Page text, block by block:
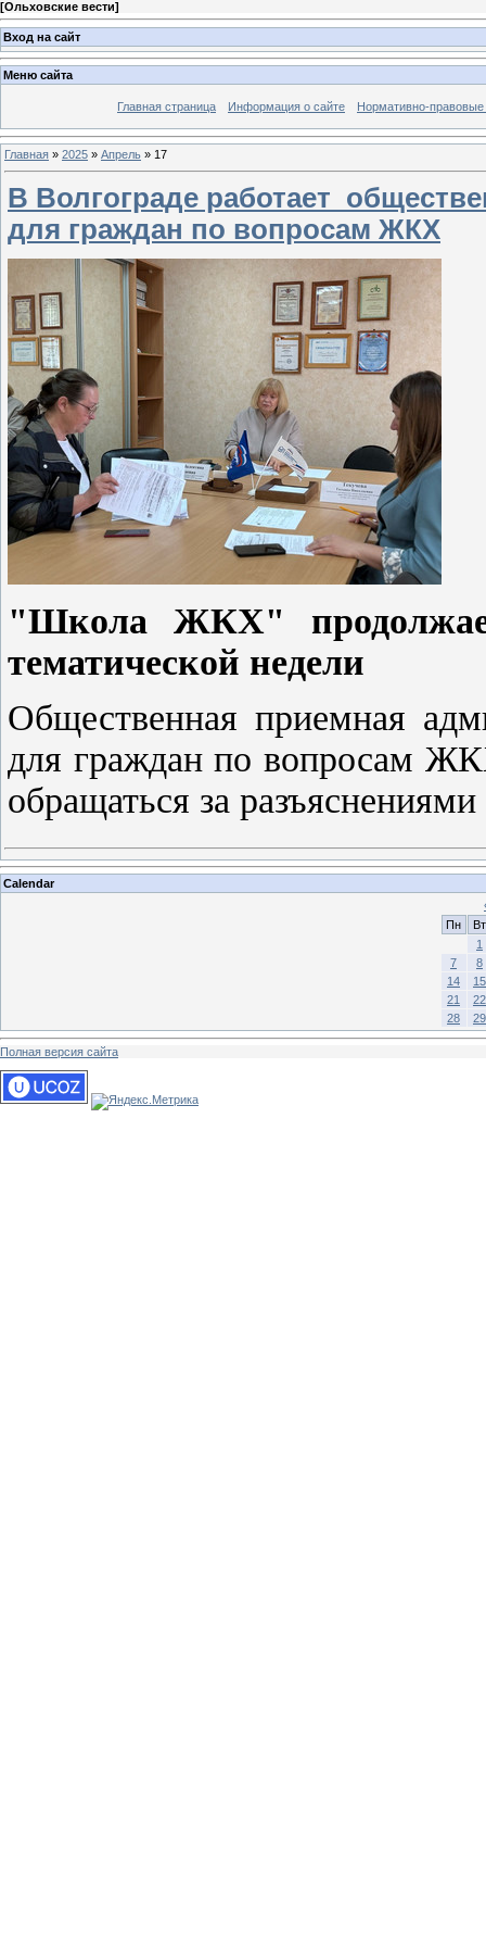
[Ольховские вести]
Вход на сайт
Меню сайта
Главная страница Информация о сайте Нормативно-правовые
Главная » 2025 » Апрель » 17
В Волгограде работает
для граждан по вопросам ЖКХ
"Школа ЖКХ"
тематической недели
Общественная приемная
для граждан по вопросам
обращаться за разъяснениями
Calendar
Пн
Вт
1
7
8
14
15
21
22
28
29
Полная версия сайта